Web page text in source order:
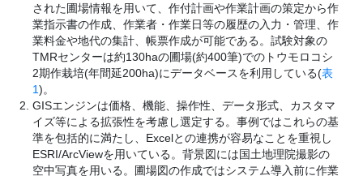
された圃場情報を用いて、作付計画や作業計画の策定から作
業指示書の作成、作業者・作業日等の履歴の入力・管理、作
業料金や地代の集計、帳票作成が可能である。試験対象の
TMRセンターは約130haの圃場(約400筆)でのトウモロコシ
2期作栽培(年間延200ha)にデータベースを利用している(表
1)。
GISエンジンは価格、機能、操作性、データ形式、カスタマ
イズ等による拡張性を考慮し選定する。事例ではこれらの基
準を包括的に満たし、Excelとの連携が容易なことを重視し
ESRI/ArcViewを用いている。背景図には国土地理院撮影の
空中写真を用いる。圃場図の作成ではシステム導入前に作業